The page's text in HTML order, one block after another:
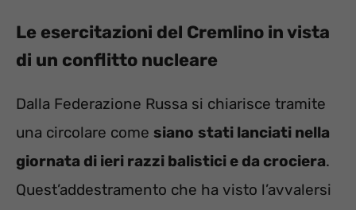
Le esercitazioni del Cremlino in vista
di un conflitto nucleare
Dalla Federazione Russa si chiarisce tramite
una circolare come siano stati lanciati nella
giornata di ieri razzi balistici e da crociera.
Quest’addestramento che ha visto l’avvalersi